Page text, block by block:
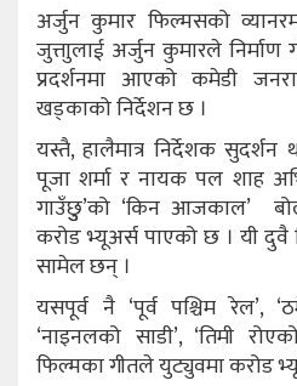
अर्जुन कुमार फिल्मसको
जुत्ताुलाई अर्जुन कुमारले
प्रदर्शनमा आएको कमेडी
खड्काको निर्देशन छ ।
यस्तै, हालैमात्र निर्देशक सुदर्शन
पूजा शर्मा र नायक पल शाह
गाउँछुु’को ‘किन आजकाल’
करोड भ्यूअर्स पाएको छ । यी
सामेल छन् ।
यसपूर्व नै ‘पूर्व पश्चिम रेल’,
‘नाइनलको साडी’, ‘तिमी
फिल्मका गीतले युट्युवमा करोड